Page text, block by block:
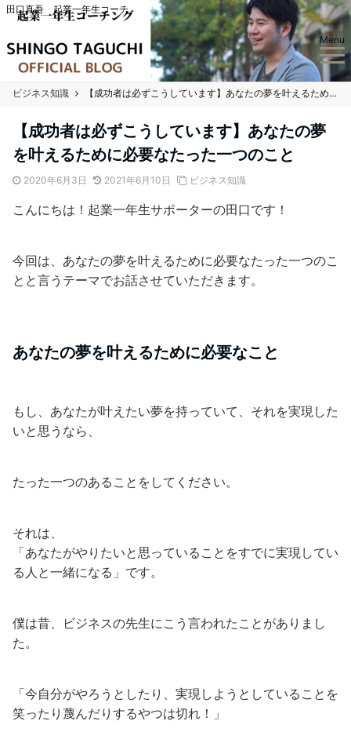
田口真吾 起業一年生コーチ
Menu
ビジネス知識 【成功者は必ずこうしています】あなたの夢を叶えるために必要なたった一つのこと
【成功者は必ずこうしています】あなたの夢
を叶えるために必要なたった一つのこと
2020年6月3日 2021年6月10日 ビジネス知識
こんにちは！起業一年生サポーターの田口です！
今回は、あなたの夢を叶えるために必要なたった一つのこ
とと言うテーマでお話させていただきます。
あなたの夢を叶えるために必要なこと
もし、あなたが叶えたい夢を持っていて、それを実現した
いと思うなら、
たった一つのあることをしてください。
それは、
「あなたがやりたいと思っていることをすでに実現してい
る人と一緒になる」です。
僕は昔、ビジネスの先生にこう言われたことがありまし
た。
「今自分がやろうとしたり、実現しようとしていることを
笑ったり蔑んだりするやつは切れ！」